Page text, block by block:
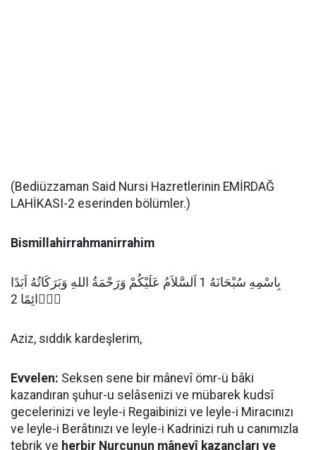
(Bediüzzaman Said Nursi Hazretlerinin EMİRDAĞ
LAHİKASI-2 eserinden bölümler.)
Bismillahirrahmanirrahim
بِاسْمِهِ سُبْحَانَهُ 1 اَلسَّلاَمُ عَلَيْكُمْ وَرَحْمَةُ اللهِ وَبَرَكَاتُهُ اَبَدًا
دَۤائِمًا 2
Aziz, sıddık kardeşlerim,
Evvelen: Seksen sene bir mânevî ömr-ü bâki
kazandıran şuhur-u selâsenizi ve mübarek kudsî
gecelerinizi ve leyle-i Regaibinizi ve leyle-i Miracınızı
ve leyle-i Berâtınızı ve leyle-i Kadrinizi ruh u canımızla
tebrik ve herbir Nurcunun mânevî kazançları ve